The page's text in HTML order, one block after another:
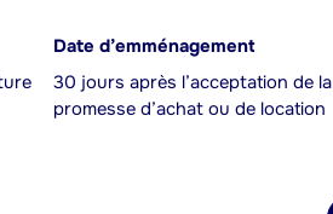
Date d’emménagement
30 jours après l’acceptation de la
promesse d’achat ou de location